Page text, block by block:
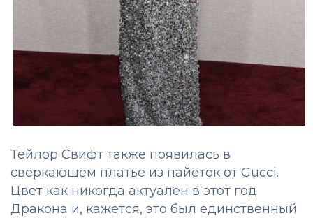
Тейлор Свифт также появилась в
сверкающем платье из пайеток от Gucci.
Цвет как никогда актуален в этот год
Дракона и, кажется, это был единственный